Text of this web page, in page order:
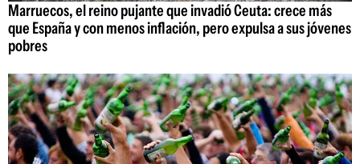
Marruecos, el reino pujante que invadió Ceuta: crece más
que España y con menos inflación, pero expulsa a sus jóvenes
pobres